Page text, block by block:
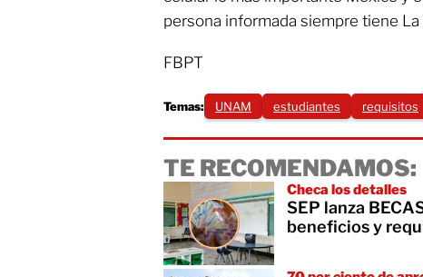
persona informada siempre tiene La
FBPT
Temas: UNAM estudiantes requisitos
TE RECOMENDAMOS:
Checa los detalles
SEP lanza
beneficios y